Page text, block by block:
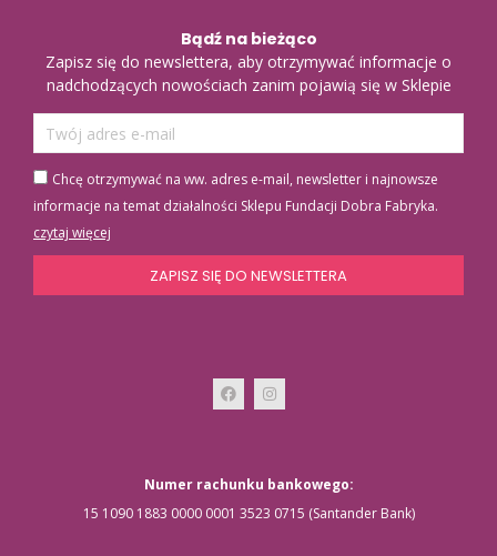
Bądź na bieżąco
Zapisz się do newslettera, aby otrzymywać informacje o
nadchodzących nowościach zanim pojawią się w Sklepie
Chcę otrzymywać na ww. adres e-mail, newsletter i najnowsze
informacje na temat działalności Sklepu Fundacji Dobra Fabryka.
czytaj więcej
ZAPISZ SIĘ DO NEWSLETTERA
Numer rachunku bankowego:
15 1090 1883 0000 0001 3523 0715 (Santander Bank)